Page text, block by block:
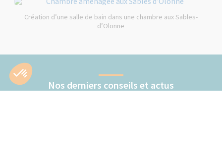
Création d’une salle de bain dans une chambre aux Sables-
d’Olonne
Nos derniers conseils et actus